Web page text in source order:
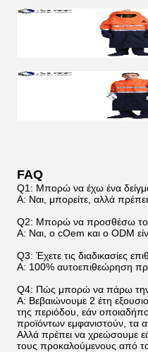
FAQ
Q1: Μπορώ να έχω ένα
Α: Ναι, μπορείτε, αλλά
Q2: Μπορώ να προσθέσω το
Α: Ναι, ο cOem και ο ODM
Q3: Έχετε τις διαδικασίες
Α: 100% αυτοεπιθεώρηση
Q4: Πώς μπορώ να πάρω
Α: Βεβαιώνουμε 2 έτη
της περιόδου, εάν
προϊόντων εμφανιστούν, τα
Αλλά πρέπει να χρεώσουμε
τους προκαλούμενους από